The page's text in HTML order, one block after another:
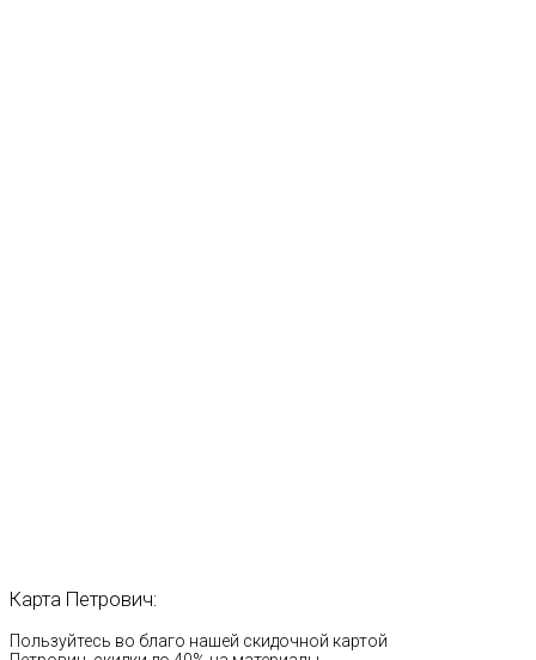
Карта Петрович:
Пользуйтесь во благо нашей скидочной картой